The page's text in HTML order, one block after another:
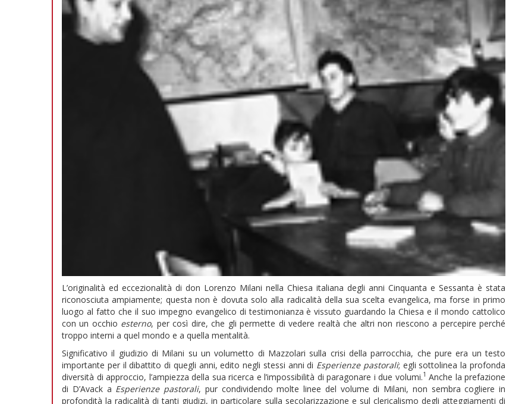
L’originalità ed eccezionalità di don Lorenzo Milani nella Chiesa italiana degli anni Cinquanta e Sessanta è stata
riconosciuta ampiamente; questa non è dovuta solo alla radicalità della sua scelta evangelica, ma forse in primo
luogo al fatto che il suo impegno evangelico di testimonianza è vissuto guardando la Chiesa e il mondo cattolico
con un occhio esterno, per così dire, che gli permette di vedere realtà che altri non riescono a percepire perché
troppo interni a quel mondo e a quella mentalità.
Significativo il giudizio di Milani su un volumetto di Mazzolari sulla crisi della parrocchia, che pure era un testo
importante per il dibattito di quegli anni, edito negli stessi anni di Esperienze pastorali; egli sottolinea la profonda
diversità di approccio, l’ampiezza della sua ricerca e l’impossibilità di paragonare i due volumi.1 Anche la prefazione
di D’Avack a Esperienze pastorali, pur condividendo molte linee del volume di Milani, non sembra cogliere in
profondità la radicalità di tanti giudizi, in particolare sulla secolarizzazione e sul clericalismo degli atteggiamenti di